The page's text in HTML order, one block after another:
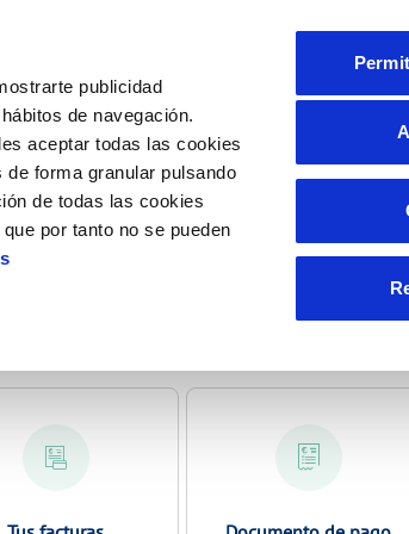
publicidad
de navegación.
aceptar todas las cookies
de forma granular pulsando
de todas las cookies
por tanto no se pueden
DE DATOS
bancarios
de domicilio
INCIDENCIAS
Comunica
fraudes
del cliente)
del sector
PORTAL DE TRANSPARENCIA
Nuestros compromisos Área